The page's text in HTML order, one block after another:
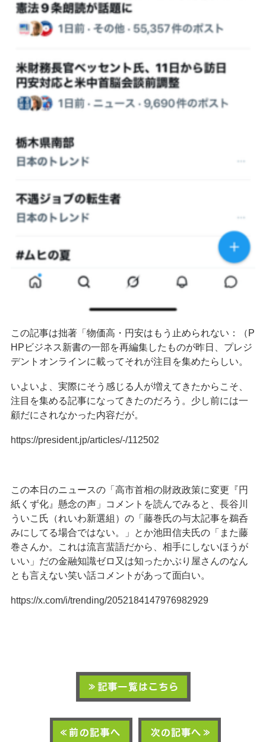
この記事は拙著「物価高・円安はもう止められない：（P
HPビジネス新書の一部を再編集したものが昨日、プレジ
デントオンラインに載ってそれが注目を集めたらしい。
いよいよ、実際にそう感じる人が増えてきたからこそ、
注目を集める記事になってきたのだろう。少し前には一
顧だにされなかった内容だが。
https://president.jp/articles/-/112502
この本日のニュースの「高市首相の財政政策に変更『円
紙くず化』懸念の声」コメントを読んでみると、長谷川
ういこ氏（れいわ新選組）の「藤巻氏の与太記事を鵜呑
みにしてる場合ではない。」とか池田信夫氏の「また藤
巻さんか。これは流言蜚語だから、相手にしないほうが
いい」だの金融知識ゼロ又は知ったかぶり屋さんのなん
とも言えない笑い話コメントがあって面白い。
https://x.com/i/trending/2052184147976982929